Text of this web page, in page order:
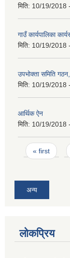
मिति: 10/19/2018
गाउँ कार्यपालिका
मिति: 10/19/2018
उपभोक्ता समिति
मिति: 10/19/2018
आर्थिक ऐन
मिति: 10/19/2018
Pages
« first
अन्य
लोकप्रिय